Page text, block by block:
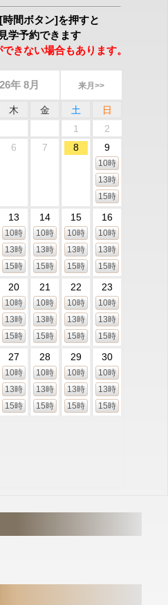
間ボタン]を押すと
学予約できます
きない場合もあります。
年 8月 来月>>
木 金 土
日
1
2
6 7 8 9
10時
13時
15時
13
10時
13時
15時
14
10時
13時
15時
15
10時
13時
15時
16
10時
13時
15時
20
10時
13時
15時
21
10時
13時
15時
22
10時
13時
15時
23
10時
13時
15時
27
10時
13時
15時
28
10時
13時
15時
29
10時
13時
15時
30
10時
13時
15時